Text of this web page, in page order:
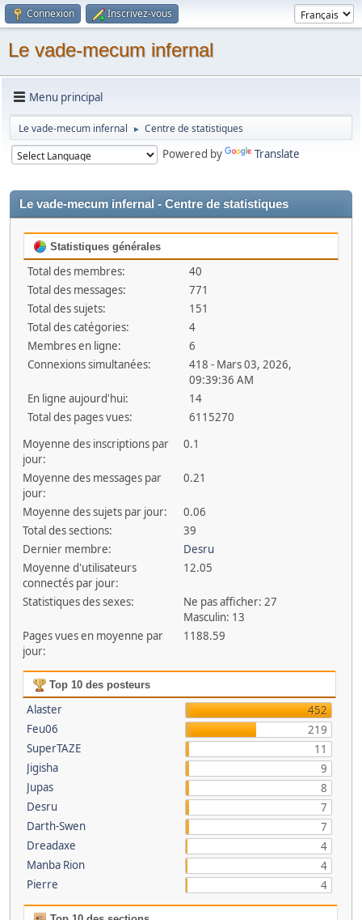
Connexion Inscrivez-vous
Le vade-mecum infernal
Menu principal
Le vade-mecum infernal ► Centre de statistiques
Powered by Translate
Le vade-mecum infernal - Centre de statistiques
Statistiques générales
Total des membres:
40
Total des messages:
771
Total des sujets:
151
Total des catégories:
4
Membres en ligne:
6
Connexions simultanées:
418 - Mars 03, 2026,
09:39:36 AM
En ligne aujourd'hui:
14
Total des pages vues:
6115270
Moyenne des inscriptions par
jour:
0.1
Moyenne des messages par
jour:
0.21
Moyenne des sujets par jour:
0.06
Total des sections:
39
Dernier membre:
Desru
Moyenne d'utilisateurs
connectés par jour:
12.05
Statistiques des sexes:
Ne pas afficher: 27
Masculin: 13
Pages vues en moyenne par
jour:
1188.59
Top 10 des posteurs
Alaster
452
Feu06
219
SuperTAZE
11
Jigisha
9
Jupas
8
Desru
7
Darth-Swen
7
Dreadaxe
4
Manba Rion
4
Pierre
4